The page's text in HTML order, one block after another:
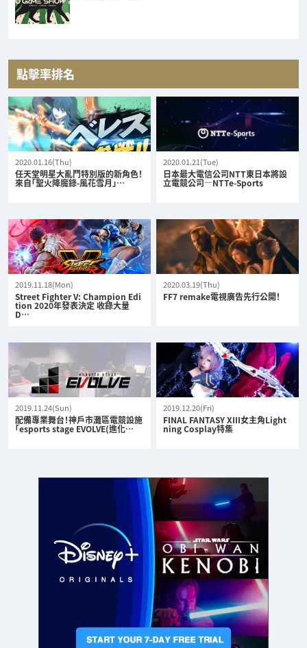
點擊率排名
2020.01.16(Thu)
任天堂明星大亂鬥特別版的新角色！
來自「聖火降魔錄-風花雪月」…
2020.01.21(Tue)
日本最大電信公司NTT東日本將設
立電競公司—NTTe-Sports
2019.11.18(Mon)
Street Fighter V: Champion Edi
tion 2020年發表決定 收錄大量
D…
2020.03.19(Thu)
FF7 remake電視廣告先行公開！
2019.11.24(Sun)
配備專業舞台！神戶市灘區電競設施
「esports stage EVOLVE(進化…
2019.12.20(Fri)
FINAL FANTASY XIII女主角Light
ning Cosplay特集